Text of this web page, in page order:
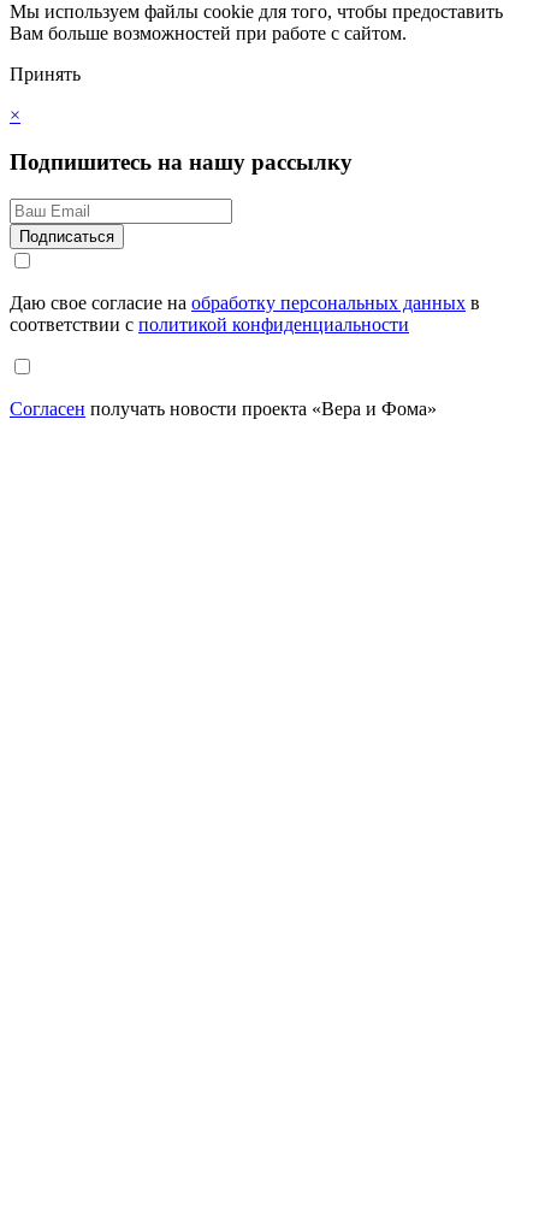
Мы используем файлы cookie для того, чтобы предоставить
Вам больше возможностей при работе с сайтом.
Принять
×
Подпишитесь на нашу рассылку
Даю свое согласие на обработку персональных данных в
соответствии с политикой конфиденциальности
Согласен получать новости проекта «Вера и Фома»